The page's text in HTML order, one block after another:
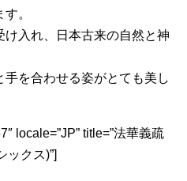
。
入れ、日本古来の自然と神
を合わせる姿がとても美し
locale=”JP” title=”法華義疏
ックス)”]